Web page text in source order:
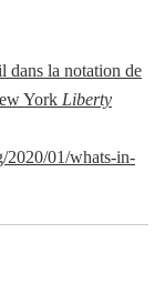
dans la notation de
York Liberty
2020/01/whats-in-